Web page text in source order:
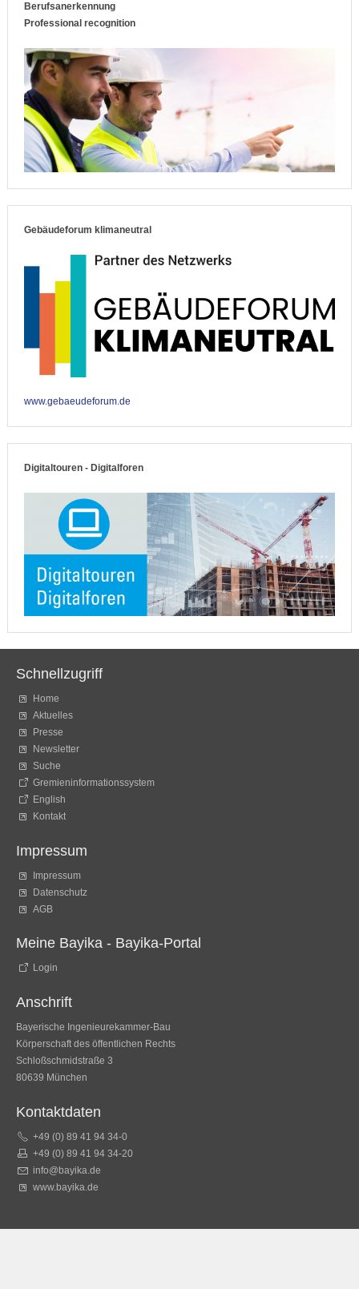
Berufsanerkennung
Professional recognition
Gebäudeforum klimaneutral
www.gebaeudeforum.de
Digitaltouren - Digitalforen
Schnellzugriff
Home
Aktuelles
Presse
Newsletter
Suche
Gremieninformationssystem
English
Kontakt
Impressum
Impressum
Datenschutz
AGB
Meine Bayika - Bayika-Portal
Login
Anschrift
Bayerische Ingenieurekammer-Bau
Körperschaft des öffentlichen Rechts
Schloßschmidstraße 3
80639 München
Kontaktdaten
+49 (0) 89 41 94 34-0
+49 (0) 89 41 94 34-20
info@bayika.de
www.bayika.de